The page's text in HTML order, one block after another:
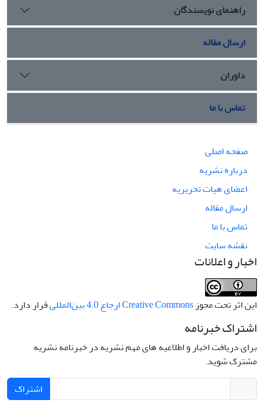
راهنمای نویسندگان
ارسال مقاله
داوران
تماس با ما
صفحه اصلی
درباره نشریه
اعضای هیات تحریریه
ارسال مقاله
تماس با ما
نقشه سایت
اخبار و اعلانات
این اثر تحت مجوزCreative Commons ارجاع 4.0 بین‌المللی قرار دارد.
اشتراک خبرنامه
برای دریافت اخبار و اطلاعیه های مهم نشریه در خبرنامه نشریه
مشترک شوید.
اشتراک